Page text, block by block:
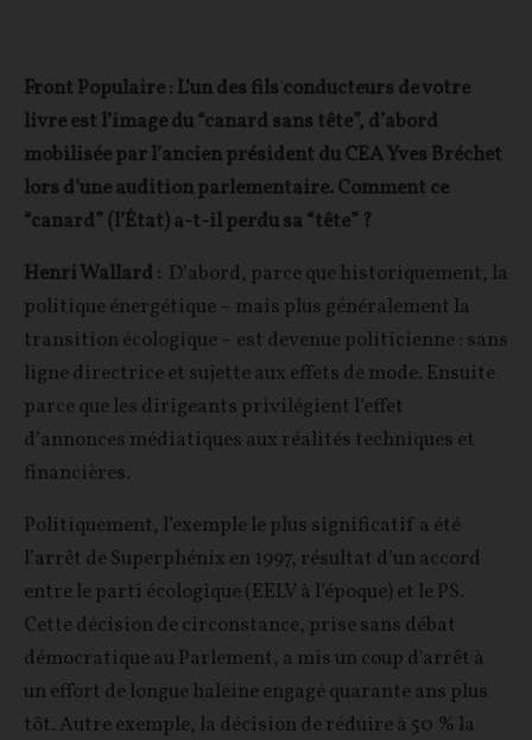
Front Populaire : L’un des fils conducteurs de votre
livre est l’image du “canard sans tête”, d’abord
mobilisée par l’ancien président du CEA Yves Bréchet
lors d’une audition parlementaire. Comment ce
“canard” (l’État) a-t-il perdu sa “tête” ?
Henri Wallard : D’abord, parce que historiquement, la
politique énergétique – mais plus généralement la
transition écologique – est devenue politicienne : sans
ligne directrice et sujette aux effets de mode. Ensuite
parce que les dirigeants privilégient l’effet
d’annonces médiatiques aux réalités techniques et
financières.
Politiquement, l’exemple le plus significatif a été
l’arrêt de Superphénix en 1997, résultat d’un accord
entre le parti écologique (EELV à l’époque) et le PS.
Cette décision de circonstance, prise sans débat
démocratique au Parlement, a mis un coup d'arrêt à
un effort de longue haleine engagé quarante ans plus
tôt. Autre exemple, la décision de réduire à 50 % la